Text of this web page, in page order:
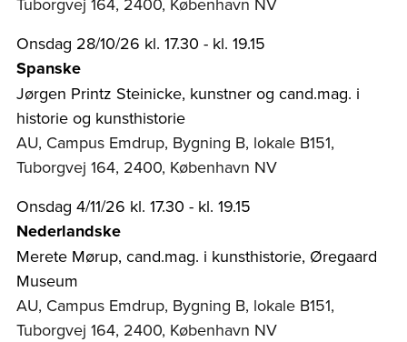
Onsdag 28/10/26 kl. 17.30 - kl. 19.15
Spanske
Jørgen Printz Steinicke, kunstner og cand.mag. i
historie og kunsthistorie
AU, Campus Emdrup, Bygning B, lokale B151,
Tuborgvej 164, 2400, København NV
Onsdag 4/11/26 kl. 17.30 - kl. 19.15
Nederlandske
Merete Mørup, cand.mag. i kunsthistorie, Øregaard
Museum
AU, Campus Emdrup, Bygning B, lokale B151,
Tuborgvej 164, 2400, København NV